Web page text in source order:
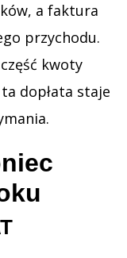
a faktura
przychodu.
kwoty
dopłata staje